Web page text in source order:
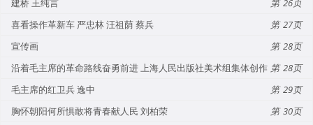
建桥 王纯言
26
喜看操作革新车 严忠林 汪祖荫 蔡兵
27
宣传画
28
沿着毛主席的革命路线奋勇前进 上海人民出版社美术组集体创作
28
毛主席的红卫兵 逸中
29
胸怀朝阳何所惧敢将青春献人民 刘柏荣
30